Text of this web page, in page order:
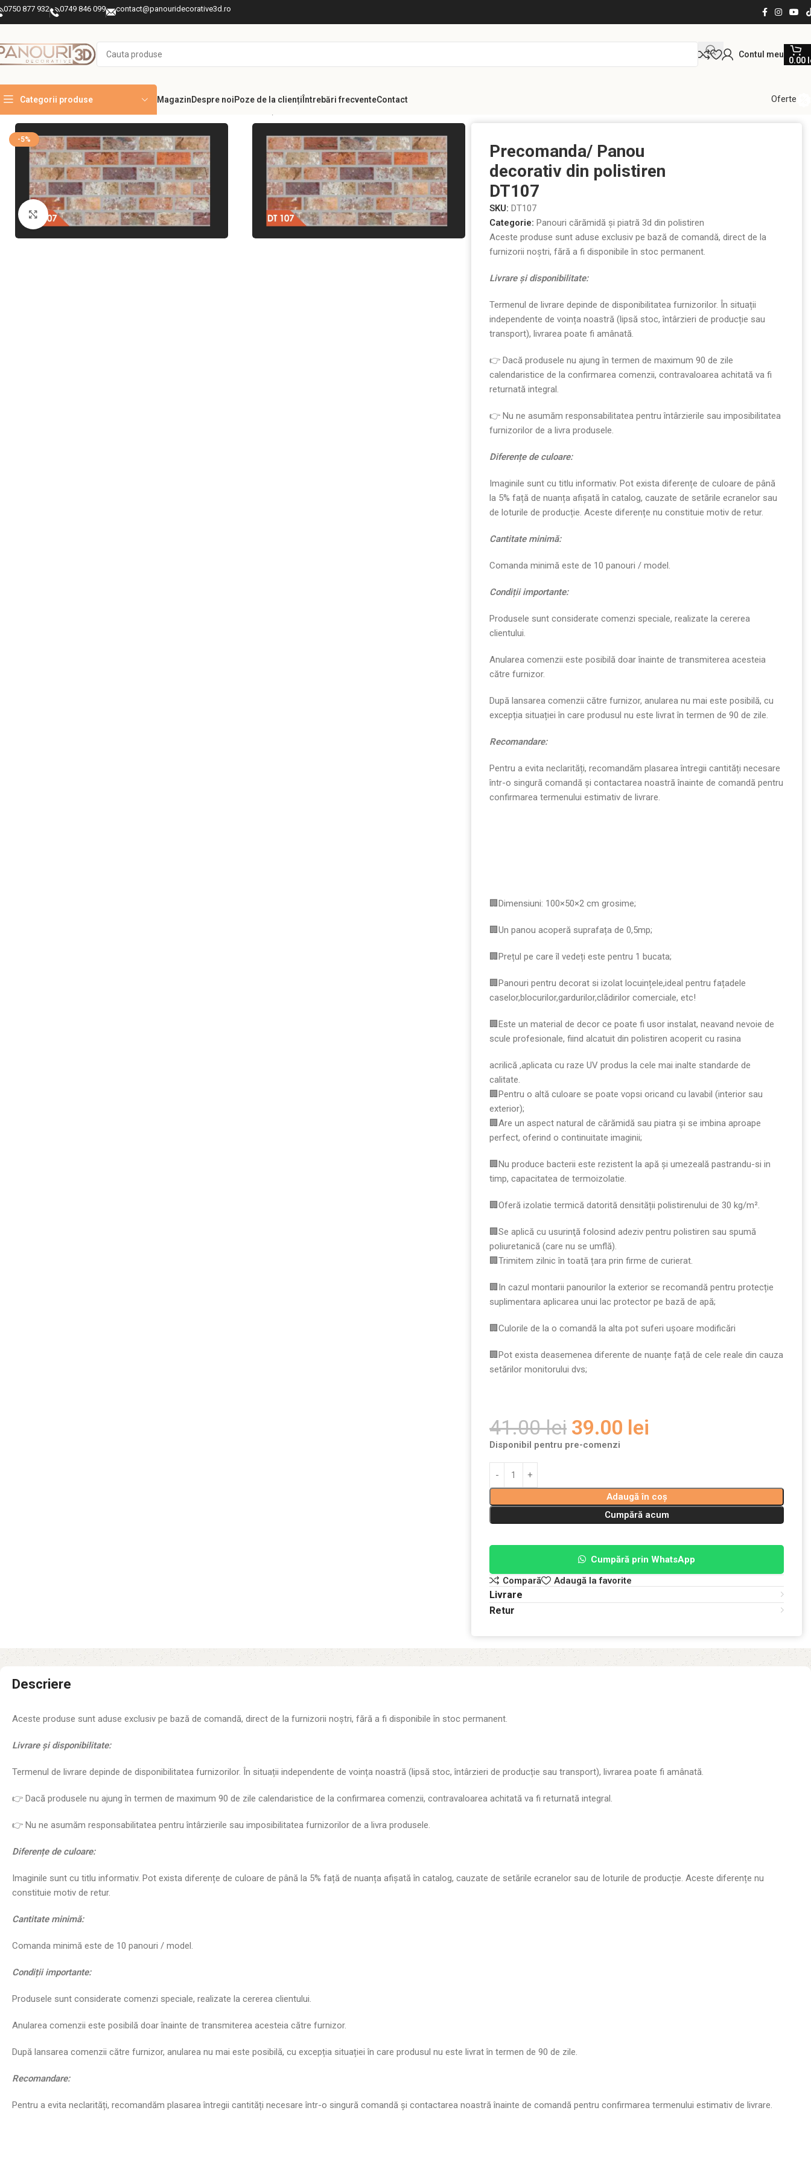
0750 877 932 0749 846 099 contact@panouridecorative3d.ro
Contul meu
0.00
Categorii produse MagazinDespre noiPoze de la clienți Întrebări frecventeContact
Oferte
-5%
Mărește imaginea
Precomanda/ Panou
decorativ din polistiren
DT107
SKU:DT107
Categorie: Panouri cărămidă și piatră 3d din polistiren
Aceste produse sunt aduse exclusiv pe bază de comandă, direct de la
furnizorii noștri, fără a fi disponibile în stoc permanent.
Livrare și disponibilitate:
Termenul de livrare depinde de disponibilitatea furnizorilor. În situații
independente de voința noastră (lipsă stoc, întârzieri de producție sau
transport), livrarea poate fi amânată.
👉 Dacă produsele nu ajung în termen de maximum 90 de zile
calendaristice de la confirmarea comenzii, contravaloarea achitată va fi
returnată integral.
👉 Nu ne asumăm responsabilitatea pentru întârzierile sau imposibilitatea
furnizorilor de a livra produsele.
Diferențe de culoare:
Imaginile sunt cu titlu informativ. Pot exista diferențe de culoare de până
la 5% față de nuanța afișată în catalog, cauzate de setările ecranelor sau
de loturile de producție. Aceste diferențe nu constituie motiv de retur.
Cantitate minimă:
Comanda minimă este de 10 panouri / model.
Condiții importante:
Produsele sunt considerate comenzi speciale, realizate la cererea
clientului.
Anularea comenzii este posibilă doar înainte de transmiterea acesteia
către furnizor.
După lansarea comenzii către furnizor, anularea nu mai este posibilă, cu
excepția situației în care produsul nu este livrat în termen de 90 de zile.
Recomandare:
Pentru a evita neclarități, recomandăm plasarea întregii cantități necesare
într-o singură comandă și contactarea noastră înainte de comandă pentru
confirmarea termenului estimativ de livrare.
🏢Dimensiuni: 100×50×2 cm grosime;
🏢Un panou acoperă suprafața de 0,5mp;
🏢Prețul pe care îl vedeți este pentru 1 bucata;
🏢Panouri pentru decorat si izolat locuințele,ideal pentru fațadele
caselor,blocurilor,gardurilor,clădirilor comerciale, etc!
🏢Este un material de decor ce poate fi usor instalat, neavand nevoie de
scule profesionale, fiind alcatuit din polistiren acoperit cu rasina
acrilică ,aplicata cu raze UV produs la cele mai inalte standarde de
calitate.
🏢Pentru o altă culoare se poate vopsi oricand cu lavabil (interior sau
exterior);
🏢Are un aspect natural de cărămidă sau piatra și se imbina aproape
perfect, oferind o continuitate imaginii;
🏢Nu produce bacterii este rezistent la apă şi umezeală pastrandu-si in
timp, capacitatea de termoizolatie.
🏢Oferă izolatie termică datorită densității polistirenului de 30 kg/m².
🏢Se aplică cu usurinţă folosind adeziv pentru polistiren sau spumă
poliuretanică (care nu se umflă).
🏢Trimitem zilnic în toată țara prin firme de curierat.
🏢In cazul montarii panourilor la exterior se recomandă pentru protecție
suplimentara aplicarea unui lac protector pe bază de apă;
🏢Culorile de la o comandă la alta pot suferi ușoare modificări
🏢Pot exista deasemenea diferente de nuanțe față de cele reale din cauza
setărilor monitorului dvs;
41.00lei 39.00 lei
Disponibil pentru pre-comenzi
Adaugă în coș
Cumpără acum
Cumpără prin WhatsApp
Compară
Adaugă la favorite
Livrare
Retur
Descriere
Aceste produse sunt aduse exclusiv pe bază de comandă, direct de la furnizorii noștri, fără a fi disponibile în stoc permanent.
Livrare și disponibilitate:
Termenul de livrare depinde de disponibilitatea furnizorilor. În situații independente de voința noastră (lipsă stoc, întârzieri de producție sau transport), livrarea poate fi amânată.
👉 Dacă produsele nu ajung în termen de maximum 90 de zile calendaristice de la confirmarea comenzii, contravaloarea achitată va fi returnată integral.
👉 Nu ne asumăm responsabilitatea pentru întârzierile sau imposibilitatea furnizorilor de a livra produsele.
Diferențe de culoare:
Imaginile sunt cu titlu informativ. Pot exista diferențe de culoare de până la 5% față de nuanța afișată în catalog, cauzate de setările ecranelor sau de loturile de producție. Aceste diferențe nu
constituie motiv de retur.
Cantitate minimă:
Comanda minimă este de 10 panouri / model.
Condiții importante:
Produsele sunt considerate comenzi speciale, realizate la cererea clientului.
Anularea comenzii este posibilă doar înainte de transmiterea acesteia către furnizor.
După lansarea comenzii către furnizor, anularea nu mai este posibilă, cu excepția situației în care produsul nu este livrat în termen de 90 de zile.
Recomandare:
Pentru a evita neclarități, recomandăm plasarea întregii cantități necesare într-o singură comandă și contactarea noastră înainte de comandă pentru confirmarea termenului estimativ de livrare.